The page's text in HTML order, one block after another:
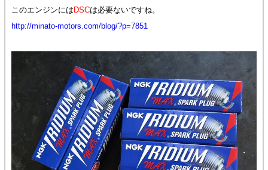
このエンジンにはDSCは必要ないですね。
http://minato-motors.com/blog/?p=7851